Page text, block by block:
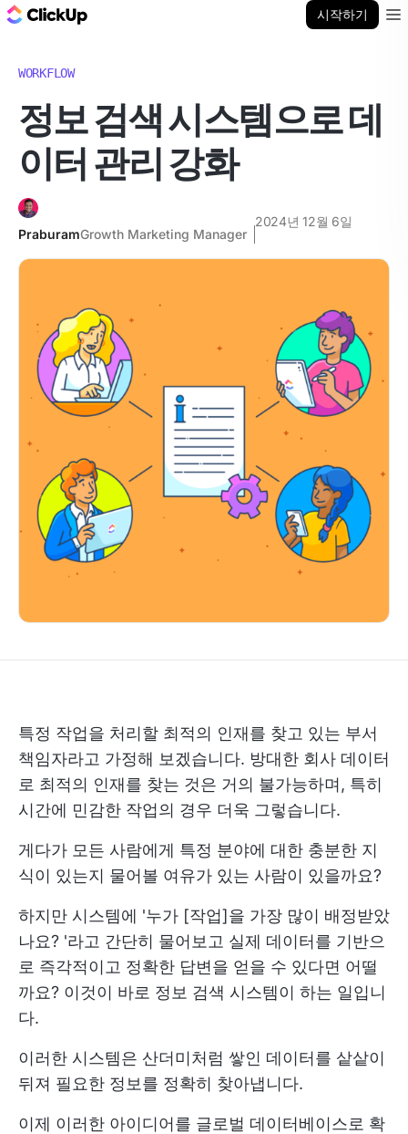
시작하기
WORKFLOW
정보 검색 시스템으로 데
이터 관리 강화
PraburamGrowth Marketing Manager
2024년 12월 6일
특정 작업을 처리할 최적의 인재를 찾고 있는 부서
책임자라고 가정해 보겠습니다. 방대한 회사 데이터
로 최적의 인재를 찾는 것은 거의 불가능하며, 특히
시간에 민감한 작업의 경우 더욱 그렇습니다.
게다가 모든 사람에게 특정 분야에 대한 충분한 지
식이 있는지 물어볼 여유가 있는 사람이 있을까요?
하지만 시스템에 '누가 [작업]을 가장 많이 배정받았
나요? '라고 간단히 물어보고 실제 데이터를 기반으
로 즉각적이고 정확한 답변을 얻을 수 있다면 어떨
까요? 이것이 바로 정보 검색 시스템이 하는 일입니
다.
이러한 시스템은 산더미처럼 쌓인 데이터를 샅샅이
뒤져 필요한 정보를 정확히 찾아냅니다.
이제 이러한 아이디어를 글로벌 데이터베이스로 확